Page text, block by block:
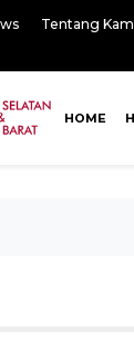
Tentang
HOME